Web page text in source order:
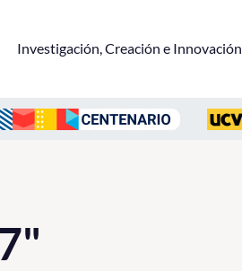
Investigación, Creación e Innovación